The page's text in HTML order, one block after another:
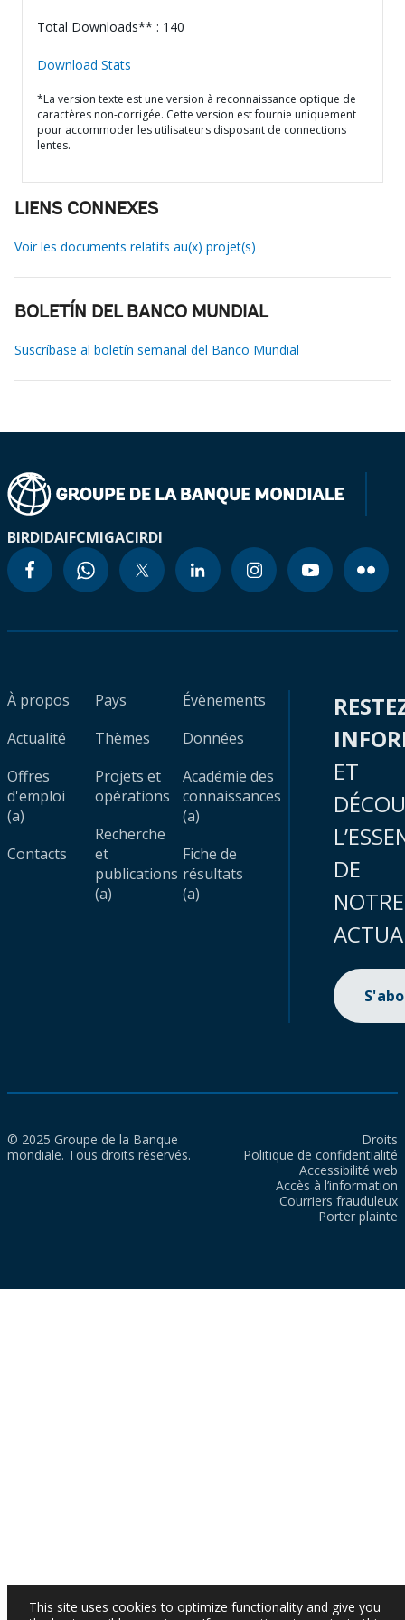
Total Downloads** : 140
Download Stats
*La version texte est une version à reconnaissance optique de
caractères non-corrigée. Cette version est fournie uniquement
pour accommoder les utilisateurs disposant de connections
lentes.
LIENS CONNEXES
Voir les documents relatifs au(x) projet(s)
BOLETÍN DEL BANCO MUNDIAL
Suscríbase al boletín semanal del Banco Mundial
BIRDIDAIFCMIGACIRDI
À propos
Actualité
Offres
d'emploi
(a)
Contacts
Pays
Thèmes
Projets et
opérations
Recherche
et
publications
(a)
Évènements
Données
Académie des
connaissances
(a)
Fiche de
résultats
(a)
ET
DE
NOTRE
© 2025 Groupe de la Banque
mondiale. Tous droits réservés.
Droits
Politique de confidentialité
Accessibilité web
Accès à l’information
Courriers frauduleux
Porter plainte
This site uses cookies to optimize functionality and give you